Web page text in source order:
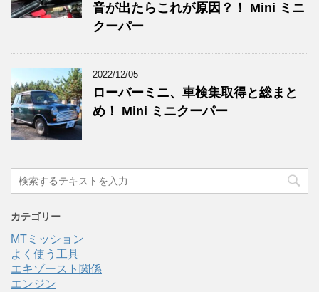
音が出たらこれが原因？！ Mini ミニ
クーパー
2022/12/05
ローバーミニ、車検集取得と総まと
め！ Mini ミニクーパー
カテゴリー
MTミッション
よく使う工具
エキゾースト関係
エンジン